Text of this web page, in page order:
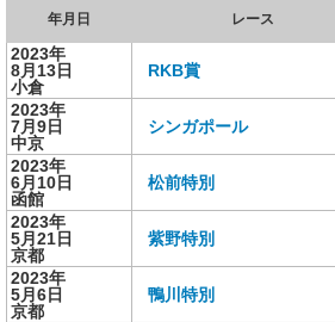
年月日 レース
2023年
8月13日
小倉
RKB賞
2023年
7月9日
中京
シンガポール
2023年
6月10日
函館
松前特別
2023年
5月21日
京都
紫野特別
2023年
5月6日
京都
鴨川特別